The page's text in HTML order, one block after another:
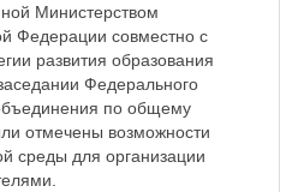
Министерством
Федерации совместно с
развития образования
Федерального
по общему
отмечены возможности
среды для организации